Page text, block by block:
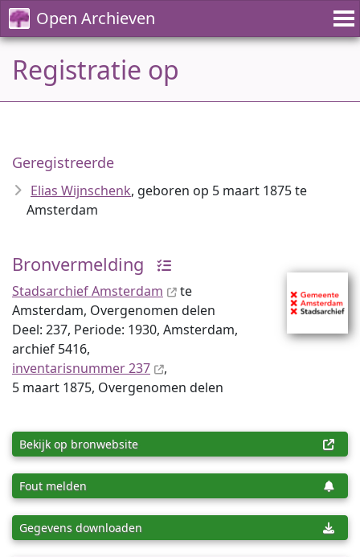
Open Archieven
Registratie op
Geregistreerde
Elias Wijnschenk, geboren op 5 maart 1875 te
Amsterdam
Bronvermelding
Stadsarchief Amsterdam
te
Amsterdam, Overgenomen delen
Deel: 237, Periode: 1930, Amsterdam,
archief 5416,
inventaris­num­mer 237
,
5 maart 1875, Overgenomen delen
Bekijk op bronwebsite
Fout melden
Gegevens downloaden